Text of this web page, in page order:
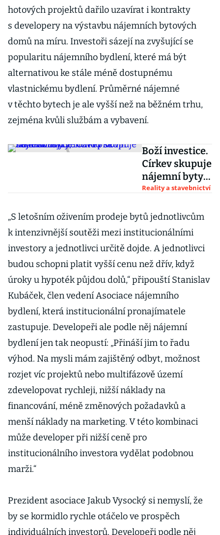
hotových projektů dařilo uzavírat i kontrakty
s developery na výstavbu nájemních bytových
domů na míru. Investoři sázejí na zvyšující se
popularitu nájemního bydlení, které má být
alternativou ke stále méně dostupnému
vlastnickému bydlení. Průměrné nájemné
v těchto bytech je ale vyšší než na běžném trhu,
zejména kvůli službám a vybavení.
Boží investice.
Církev skupuje
nájemní byty,
rozvod se
ulehčit i
pivovar nebo
Reality a stavebnictví
„S letošním oživením prodeje bytů jednotlivcům
k intenzivnější soutěži mezi institucionálními
investory a jednotlivci určitě dojde. A jednotlivci
budou schopni platit vyšší cenu než dřív, když
úroky u hypoték půjdou dolů,“ připouští Stanislav
Kubáček, člen vedení Asociace nájemního
bydlení, která institucionální pronajímatele
zastupuje. Developeři ale podle něj nájemní
bydlení jen tak neopustí: „Přináší jim to řadu
výhod. Na mysli mám zajištěný odbyt, možnost
rozjet víc projektů nebo multifázově území
zdevelopovat rychleji, nižší náklady na
financování, méně změnových požadavků a
menší náklady na marketing. V této kombinaci
může developer při nižší ceně pro
institucionálního investora vydělat podobnou
marži.“
Prezident asociace Jakub Vysocký si nemyslí, že
by se kormidlo rychle otáčelo ve prospěch
individuálních investorů. Developeři podle něj